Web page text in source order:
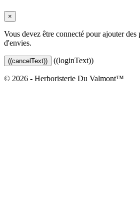
×
Vous devez être connecté pour ajouter
d'envies.
((cancelText)) ((loginText))
© 2026 - Herboristerie Du Valmont™